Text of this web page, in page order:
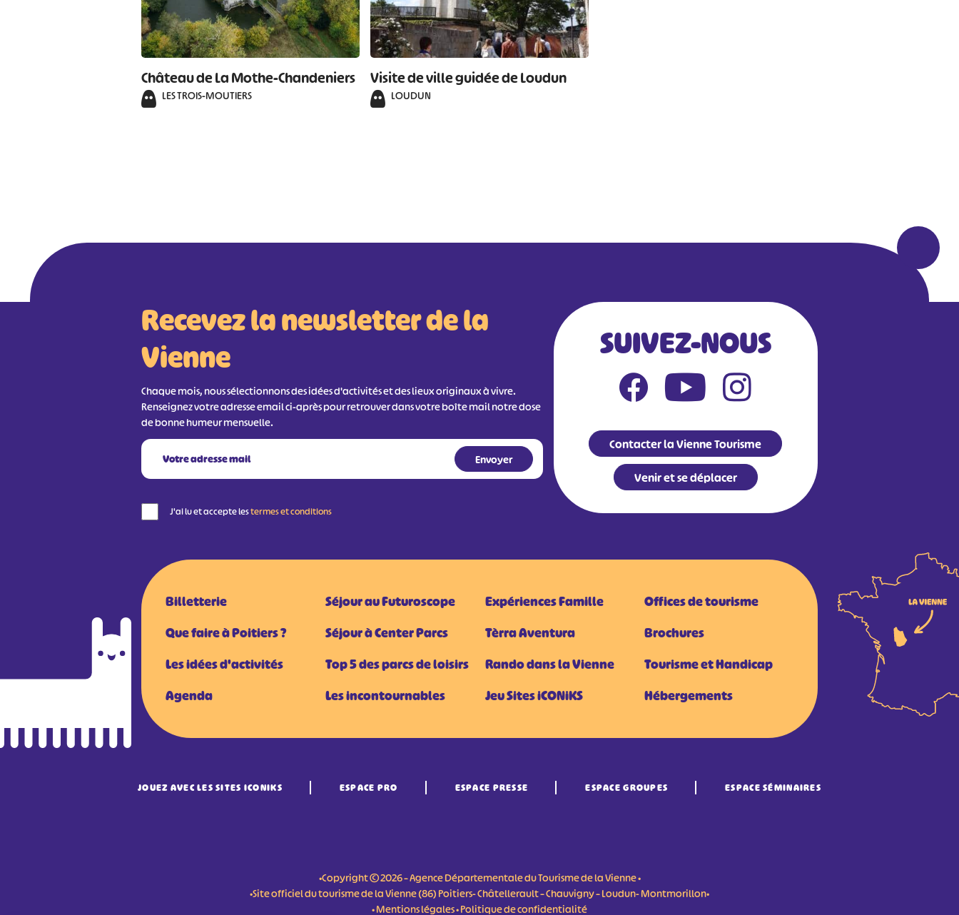
Château de La Mothe-Chandeniers
LES TROIS-MOUTIERS
Visite de ville guidée de Loudun
LOUDUN
Recevez la newsletter de la
Vienne
Chaque mois, nous sélectionnons des idées d'activités et des lieux originaux à vivre.
Renseignez votre adresse email ci-après pour retrouver dans votre boîte mail notre dose
de bonne humeur mensuelle.
J'ai lu et accepte lestermes et conditions
SUIVEZ-NOUS
Contacter la Vienne Tourisme
Venir et se déplacer
Billetterie
Que faire à Poitiers ?
Les idées d'activités
Agenda
Séjour au Futuroscope
Séjour à Center Parcs
Top 5 des parcs de loisirs
Les incontournables
Expériences Famille
Tèrra Aventura
Rando dans la Vienne
Jeu Sites iCONiKS
Offices de tourisme
Brochures
Tourisme et Handicap
Hébergements
JOUEZ AVEC LES SITES ICONIKS ESPACE PRO ESPACE PRESSE ESPACE GROUPES ESPACE SÉMINAIRES
•Copyright © 2026 – Agence Départementale du Tourisme de la Vienne •
•Site officiel du tourisme de la Vienne (86) Poitiers- Châtellerault – Chauvigny – Loudun- Montmorillon•
•Mentions légales•Politique de confidentialité